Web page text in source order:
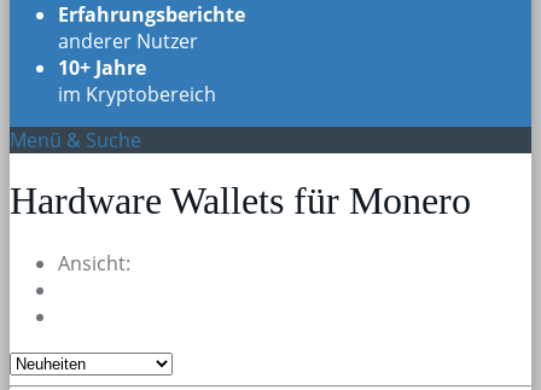
Erfahrungsberichte
anderer Nutzer
10+ Jahre
im Kryptobereich
Menü & Suche
Hardware Wallets für Monero
Ansicht: